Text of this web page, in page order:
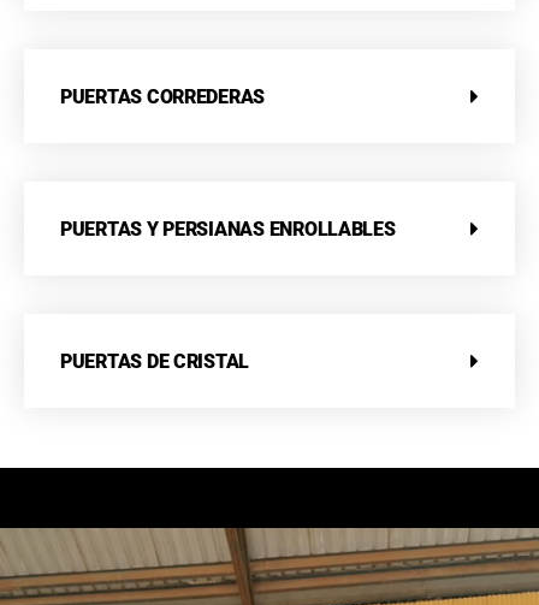
PUERTAS CORREDERAS
PUERTAS Y PERSIANAS ENROLLABLES
PUERTAS DE CRISTAL